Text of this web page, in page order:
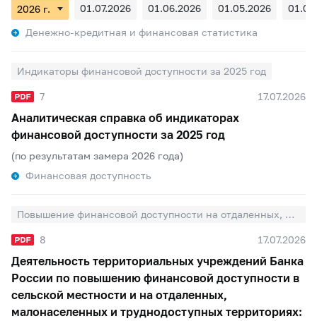
01.07.2026 01.06.2026 01.05.2026
Денежно-кредитная и финансовая статистика
Индикаторы финансовой доступности за 2025 год
7 17.07.2026
Аналитическая справка об индикаторах
финансовой доступности за 2025 год
(по результатам замера 2026 года)
Финансовая доступность
Повышение финансовой доступности на отдаленных, малонаселенных и труднодоступных территориях
8 17.07.2026
Деятельность территориальных учреждений Банка
России по повышению финансовой доступности в
сельской местности и на отдаленных,
малонаселенных и труднодоступных территориях: